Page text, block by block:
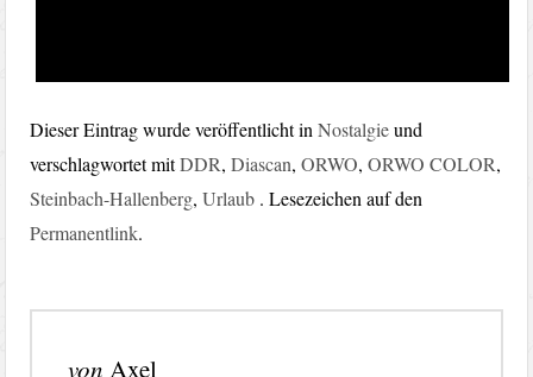
Dieser Eintrag wurde veröffentlicht inNostalgieund
verschlagwortet mitDDR,Diascan,ORWO,ORWO COLOR,
Steinbach-Hallenberg,Urlaub . Lesezeichen auf den
Permanentlink.
vonAxel